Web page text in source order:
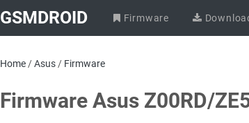
GSMDROID Firmware
Home /Asus / Firmware
Firmware Asus Z00RD/